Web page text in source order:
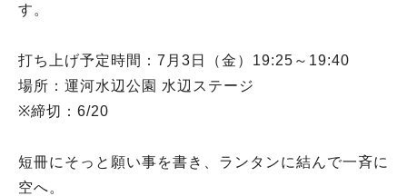
す。
打ち上げ予定時間：7月3日（金）19:25～19:40
場所：運河水辺公園 水辺ステージ
※締切：6/20
短冊にそっと願い事を書き、ランタンに結んで一斉に
空へ。